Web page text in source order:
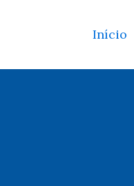
Início